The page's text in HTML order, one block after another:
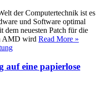
der Computertechnik ist es
und Software optimal
dem neuesten Patch für die
AMD wird Read More »
auf eine papierlose